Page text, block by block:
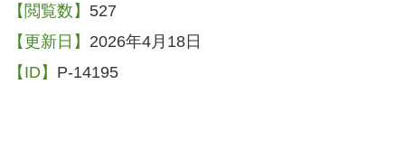
【閲覧数】 527
【更新日】 2026年4月18日
【ID】 P-14195